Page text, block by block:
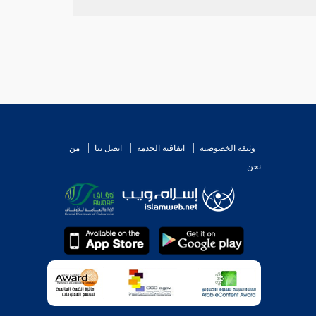
وثيقة الخصوصية اتفاقية الخدمة اتصل بنا
من
نحن